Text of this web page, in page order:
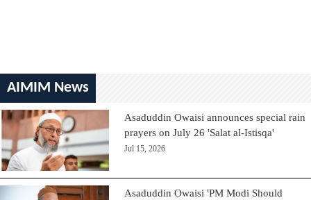
AIMIM News
Asaduddin Owaisi announces special rain
prayers on July 26 'Salat al-Istisqa'
Jul 15, 2026
Asaduddin Owaisi 'PM Modi Should